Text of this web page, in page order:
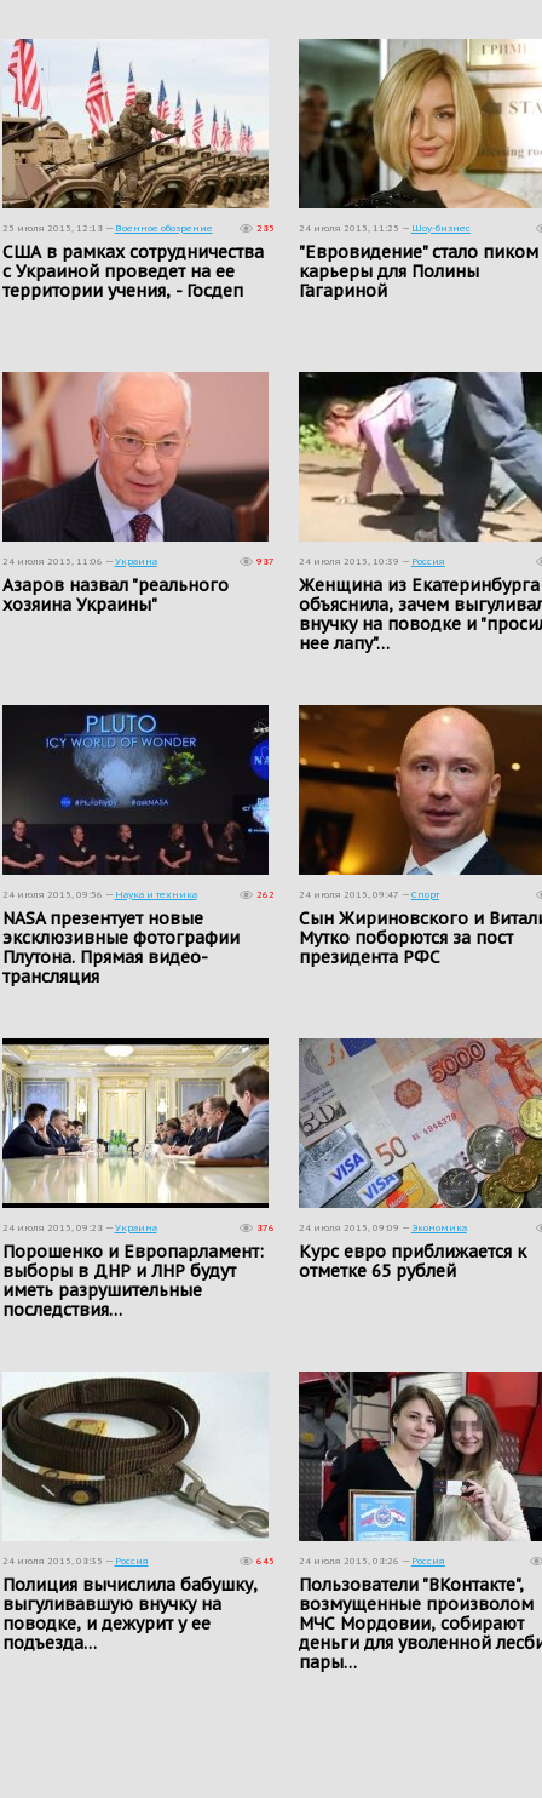
25 июля 2015, 12:18 — Военное обозрение 285
США в рамках сотрудничества
с Украиной проведет на ее
территории учения, - Госдеп
24 июля 2015, 11:25 — Шоу-бизнес
"Евровидение" стало пиком
карьеры для Полины
Гагариной
24 июля 2015, 11:06 — Украина 987
Азаров назвал "реального
хозяина Украины"
24 июля 2015, 10:39 — Россия
Женщина из Екатеринбурга
объяснила, зачем
внучку на поводке и
нее лапу"…
24 июля 2015, 09:56 — Наука и техника 262
NASA презентует новые
эксклюзивные фотографии
Плутона. Прямая видео-
трансляция
24 июля 2015, 09:47 — Спорт
​Сын Жириновского и
Мутко поборются за пост
президента РФС
24 июля 2015, 09:28 — Украина 876
Порошенко и Европарламент:
выборы в ДНР и ЛНР будут
иметь разрушительные
последствия…
24 июля 2015, 09:09 — Экономика
Курс евро приближается к
отметке 65 рублей
24 июля 2015, 08:35 — Россия 645
Полиция вычислила бабушку,
выгуливавшую внучку на
поводке, и дежурит у ее
подъезда…
24 июля 2015, 08:26 — Россия
Пользователи "ВКонтакте",
возмущенные произволом
МЧС Мордовии, собирают
деньги для уволенной
пары…